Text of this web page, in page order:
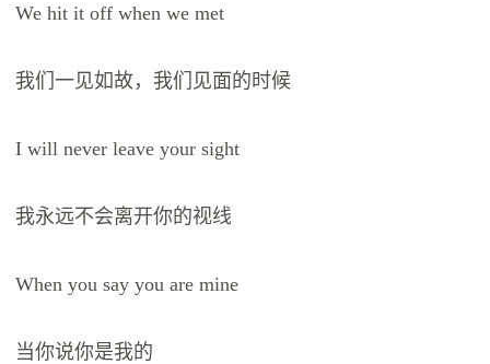
We hit it off when we met
我们一见如故，我们见面的时候
I will never leave your sight
我永远不会离开你的视线
When you say you are mine
当你说你是我的